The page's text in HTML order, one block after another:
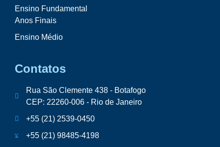
Ensino Fundamental
Anos Finais
Ensino Médio
Contatos
Rua São Clemente 438 - Botafogo
CEP: 22260-006 - Rio de Janeiro
+55 (21) 2539-0450
+55 (21) 98485-4198